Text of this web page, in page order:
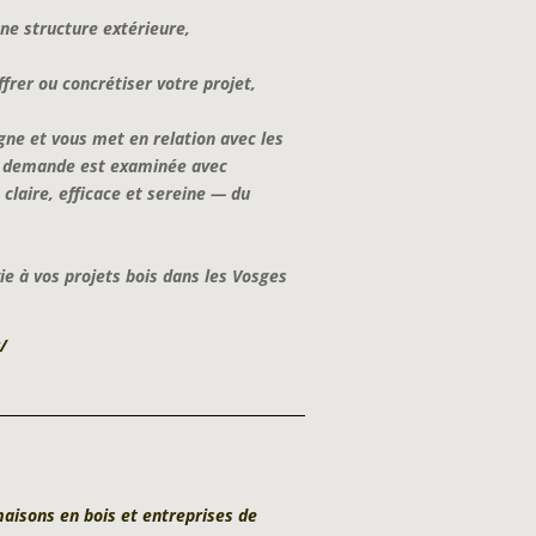
structure extérieure,
ou concrétiser votre projet,
et vous met en relation avec les
est examinée avec
efficace et sereine — du
à vos projets bois dans les Vosges
en bois et entreprises de